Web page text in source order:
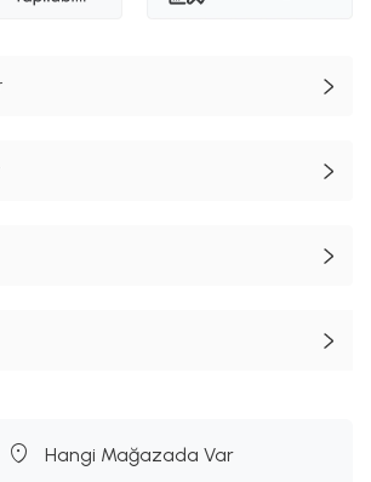
Hangi Mağazada Var